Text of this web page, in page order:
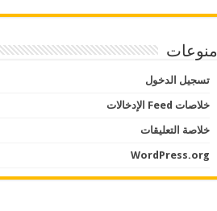
منوعات
تسجيل الدخول
خلاصات Feed الإدخالات
خلاصة التعليقات
WordPress.org